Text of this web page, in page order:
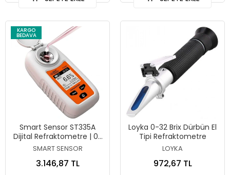
KARGO
BEDAVA
Smart Sensor ST335A
Dijital Refraktometre | 0-
35 Brix
SMART SENSOR
3.146,87 TL
Loyka 0-32 Brix Dürbün El
Tipi Refraktometre
LOYKA
972,67 TL